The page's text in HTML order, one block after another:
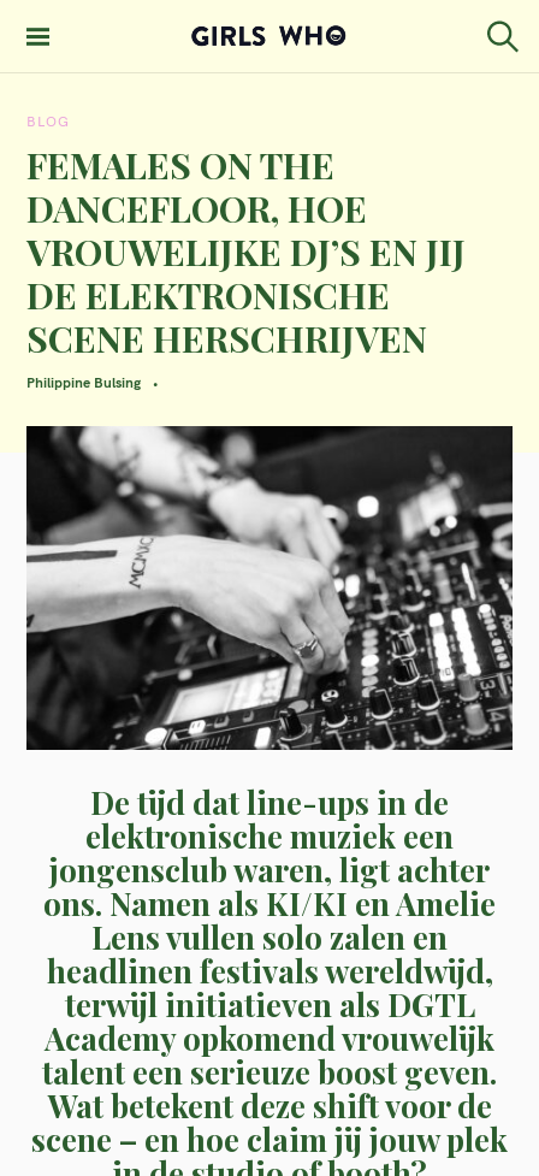
GIRLS WHO
BLOG
FEMALES ON THE
DANCEFLOOR, HOE
VROUWELIJKE DJ’S EN JIJ
DE ELEKTRONISCHE
SCENE HERSCHRIJVEN
Philippine Bulsing
De tijd dat line-ups in de
elektronische muziek een
jongensclub waren, ligt achter
ons. Namen als KI/KI en Amelie
Lens vullen solo zalen en
headlinen festivals wereldwijd,
terwijl initiatieven als DGTL
Academy opkomend vrouwelijk
talent een serieuze boost geven.
Wat betekent deze shift voor de
scene – en hoe claim jij jouw plek